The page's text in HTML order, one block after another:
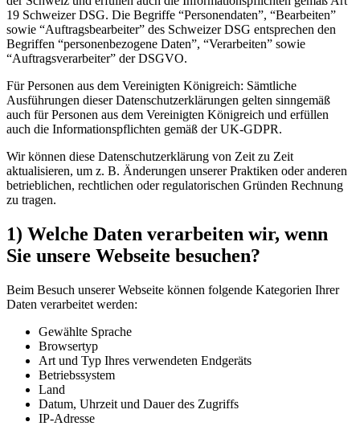
19 Schweizer DSG. Die Begriffe “Personendaten”, “Bearbeiten”
sowie “Auftragsbearbeiter” des Schweizer DSG entsprechen den
Begriffen “personenbezogene Daten”, “Verarbeiten” sowie
“Auftragsverarbeiter” der DSGVO.
Für Personen aus dem Vereinigten Königreich: Sämtliche
Ausführungen dieser Datenschutzerklärungen gelten sinngemäß
auch für Personen aus dem Vereinigten Königreich und erfüllen
auch die Informationspflichten gemäß der UK-GDPR.
Wir können diese Datenschutzerklärung von Zeit zu Zeit
aktualisieren, um z. B. Änderungen unserer Praktiken oder anderen
betrieblichen, rechtlichen oder regulatorischen Gründen Rechnung
zu tragen.
1) Welche Daten verarbeiten wir, wenn
Sie unsere Webseite besuchen?
Beim Besuch unserer Webseite können folgende Kategorien Ihrer
Daten verarbeitet werden:
Gewählte Sprache
Browsertyp
Art und Typ Ihres verwendeten Endgeräts
Betriebssystem
Land
Datum, Uhrzeit und Dauer des Zugriffs
IP-Adresse